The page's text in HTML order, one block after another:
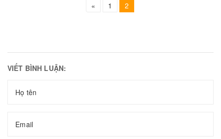
« 1 2
VIẾT BÌNH LUẬN: